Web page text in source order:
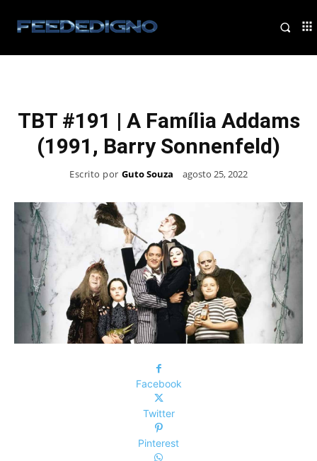
TBT #191 | A Família Addams
(1991, Barry Sonnenfeld)
Escrito por Guto Souza agosto 25, 2022
Facebook
Twitter
Pinterest